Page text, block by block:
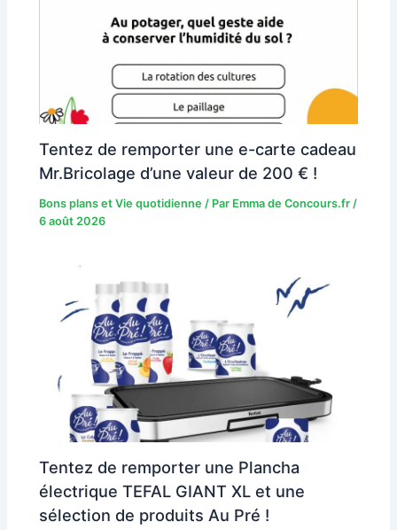
Tentez de remporter une e-carte cadeau
Mr.Bricolage d’une valeur de 200 € !
Bons plans et Vie quotidienne / Par Emma de Concours.fr /
6 août 2026
Tentez de remporter une Plancha
électrique TEFAL GIANT XL et une
sélection de produits Au Pré !